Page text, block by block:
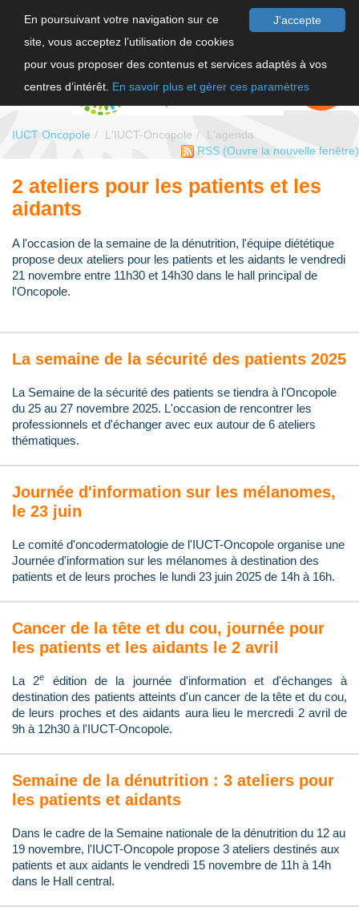
J'accepte
En poursuivant votre navigation sur ce
site, vous acceptez l’utilisation de cookies
pour vous proposer des contenus et services adaptés à vos
centres d’intérêt. En savoir plus et gérer ces paramètres
FAIRE UN
DON
IUCT Oncopole L'IUCT-Oncopole
L'agenda
RSS (Ouvre la nouvelle fenêtre)
2 ateliers pour les patients et les
aidants
A l'occasion de la semaine de la dénutrition, l'équipe diététique
propose deux ateliers pour les patients et les aidants le vendredi
21 novembre entre 11h30 et 14h30 dans le hall principal de
l'Oncopole.
La semaine de la sécurité des patients 2025
La Semaine de la sécurité des patients se tiendra à l'Oncopole
du 25 au 27 novembre 2025. L'occasion de rencontrer les
professionnels et d'échanger avec eux autour de 6 ateliers
thématiques.
Journée d'information sur les mélanomes,
le 23 juin
Le comité d'oncodermatologie de l'IUCT-Oncopole organise une
Journée d'information sur les mélanomes à destination des
patients et de leurs proches le lundi 23 juin 2025 de 14h à 16h.
Cancer de la tête et du cou, journée pour
les patients et les aidants le 2 avril
La 2e
édition de la journée d'information et d'échanges à
destination des patients atteints d'un cancer de la tête et du cou,
de leurs proches et des aidants aura lieu le mercredi 2 avril de
9h à 12h30 à l'IUCT-Oncopole.
Semaine de la dénutrition : 3 ateliers pour
les patients et aidants
Dans le cadre de la Semaine nationale de la dénutrition du 12 au
19 novembre, l'IUCT-Oncopole propose 3 ateliers destinés aux
patients et aux aidants le vendredi 15 novembre de 11h à 14h
dans le Hall central.